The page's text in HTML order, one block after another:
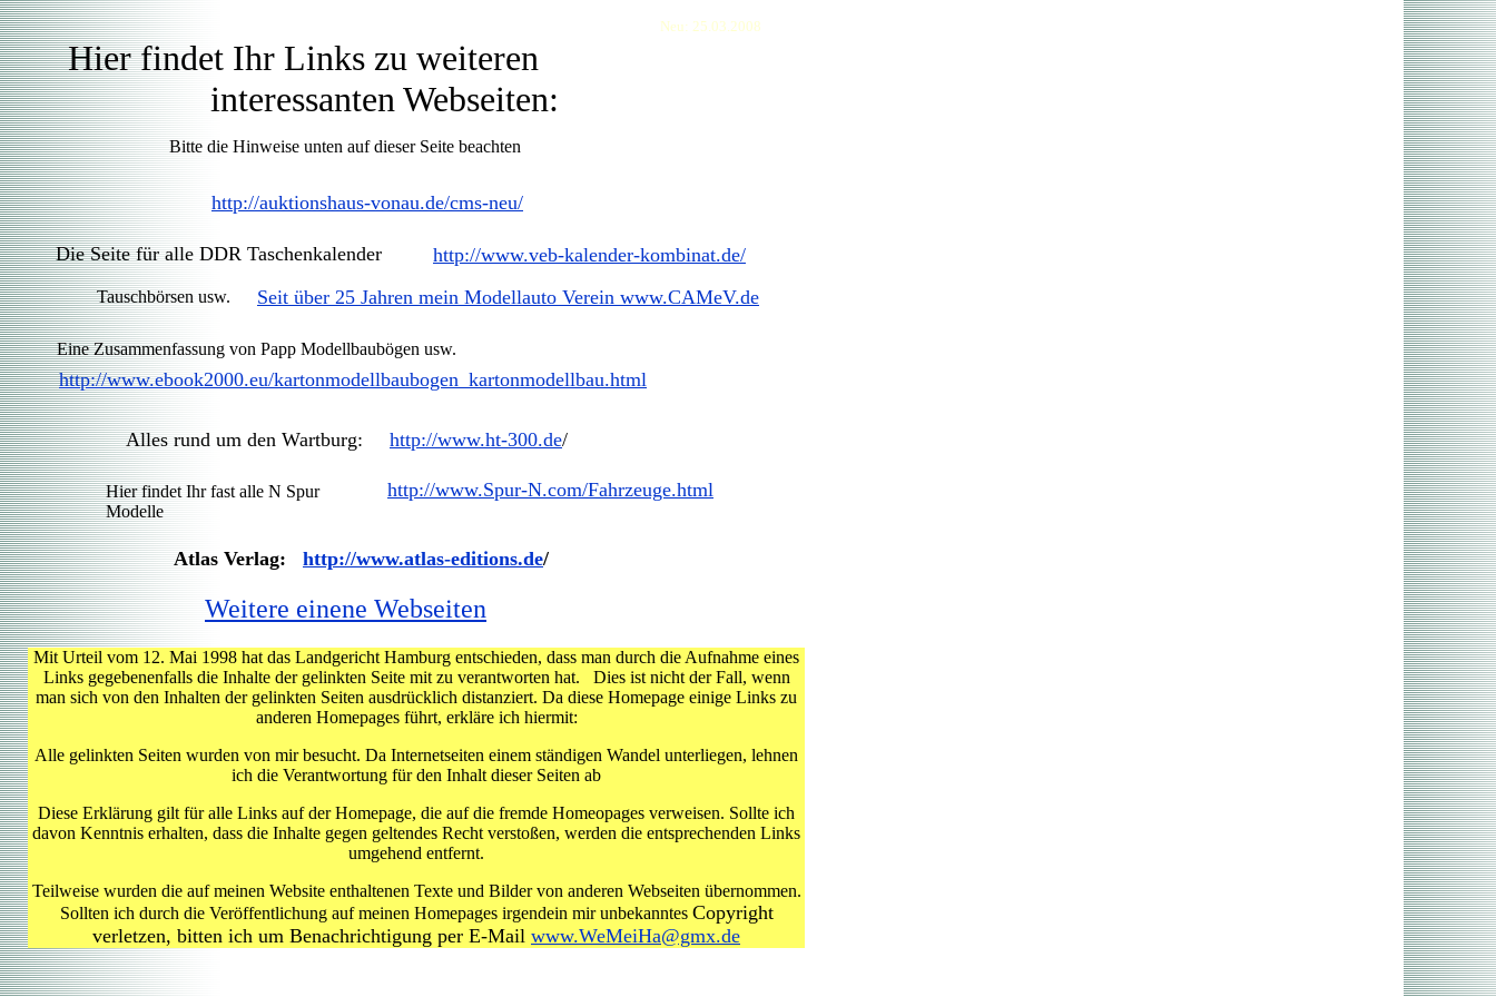
Neu: 25.03.2008
Hier findet Ihr Links zu weiteren
interessanten Webseiten:
Bitte die Hinweise unten auf dieser Seite beachten
http://auktionshaus-vonau.de/cms-neu/
Die Seite für alle DDR Taschenkalender http://www.veb-kalender-kombinat.de/
Tauschbörsen usw. Seit über 25 Jahren mein Modellauto Verein www.CAMeV.de
Eine Zusammenfassung von Papp Modellbaubögen usw.
http://www.ebook2000.eu/kartonmodellbaubogen_kartonmodellbau.html
Alles rund um den Wartburg:
Hier findet Ihr fast alle N Spur
Modelle
http://www.ht-300.de/
http://www.Spur-N.com/Fahrzeuge.html
Atlas Verlag: http://www.atlas-editions.de/
Weitere einene Webseiten
Mit Urteil vom 12. Mai 1998 hat das Landgericht Hamburg entschieden, dass man durch die Aufnahme eines
Links gegebenenfalls die Inhalte der gelinkten Seite mit zu verantworten hat. Dies ist nicht der Fall, wenn
man sich von den Inhalten der gelinkten Seiten ausdrücklich distanziert. Da diese Homepage einige Links zu
anderen Homepages führt, erkläre ich hiermit:
Alle gelinkten Seiten wurden von mir besucht. Da Internetseiten einem ständigen Wandel unterliegen, lehnen
ich die Verantwortung für den Inhalt dieser Seiten ab
Diese Erklärung gilt für alle Links auf der Homepage, die auf die fremde Homeopages verweisen. Sollte ich
davon Kenntnis erhalten, dass die Inhalte gegen geltendes Recht verstoßen, werden die entsprechenden Links
umgehend entfernt.
Teilweise wurden die auf meinen Website enthaltenen Texte und Bilder von anderen Webseiten übernommen.
Sollten ich durch die Veröffentlichung auf meinen Homepages irgendein mir unbekanntes Copyright
verletzen, bitten ich um Benachrichtigung per E-Mail www.WeMeiHa@gmx.de